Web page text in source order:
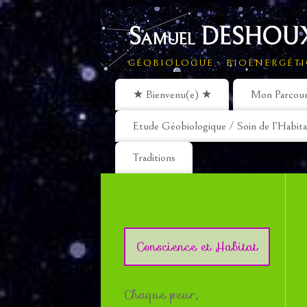
Samuel
GÉOBIOLOGUE -
★ Bienvenu(e) ★ Mon
Etude Géobiologique / Soin de
Traditions
Conscience et Habitat
Chaque peur,